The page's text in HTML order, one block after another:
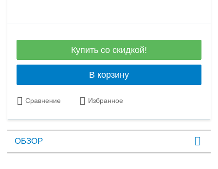
Купить со скидкой!
В корзину
Сравнение Избранное
ОБЗОР